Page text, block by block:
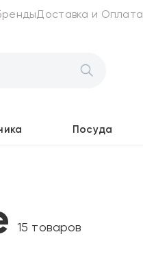
Доставка и Оплата
Посуда
15 товаров